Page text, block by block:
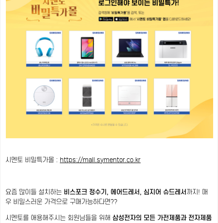
시멘토 비밀특가몰 : https://mall.symentor.co.kr
요즘 많이들 설치하는 비스포크 정수기, 에어드레서, 심지어 슈드레서까지! 매
우 비밀스러운 가격으로 구매가능하다면??
시멘토를 애용해주시는 회원님들을 위해 삼성전자의 모든 가전제품과 전자제품